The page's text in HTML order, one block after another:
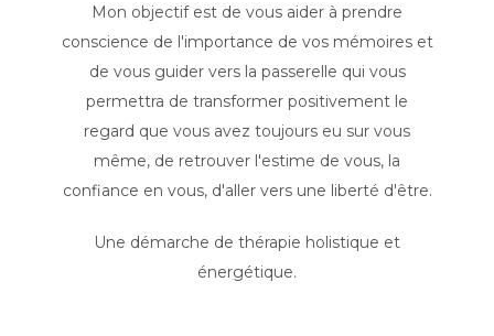
Mon objectif est de vous aider à prendre
conscience de l'importance de vos mémoires et
de vous guider vers la passerelle qui vous
permettra de transformer positivement le
regard que vous avez toujours eu sur vous
même, de retrouver l'estime de vous, la
confiance en vous, d'aller vers une liberté d'être.
Une démarche de thérapie holistique et
énergétique.